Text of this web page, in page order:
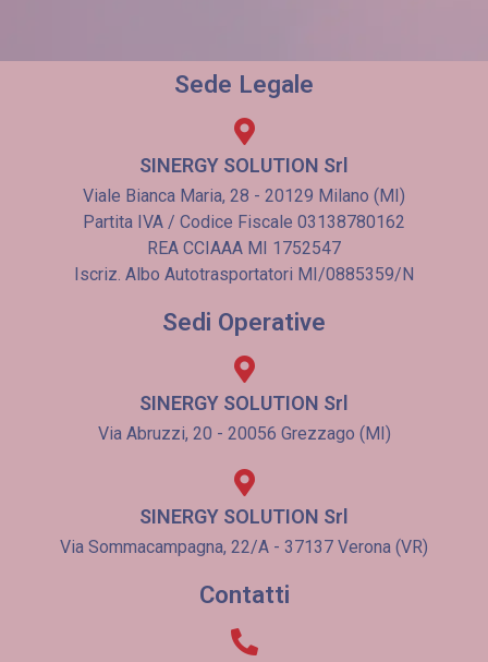
Sede Legale
SINERGY SOLUTION Srl
Viale Bianca Maria, 28 - 20129 Milano (MI)
Partita IVA / Codice Fiscale 03138780162
REA CCIAAA MI 1752547
Iscriz. Albo Autotrasportatori MI/0885359/N
Sedi Operative
SINERGY SOLUTION Srl
Via Abruzzi, 20 - 20056 Grezzago (MI)
SINERGY SOLUTION Srl
Via Sommacampagna, 22/A - 37137 Verona (VR)
Contatti